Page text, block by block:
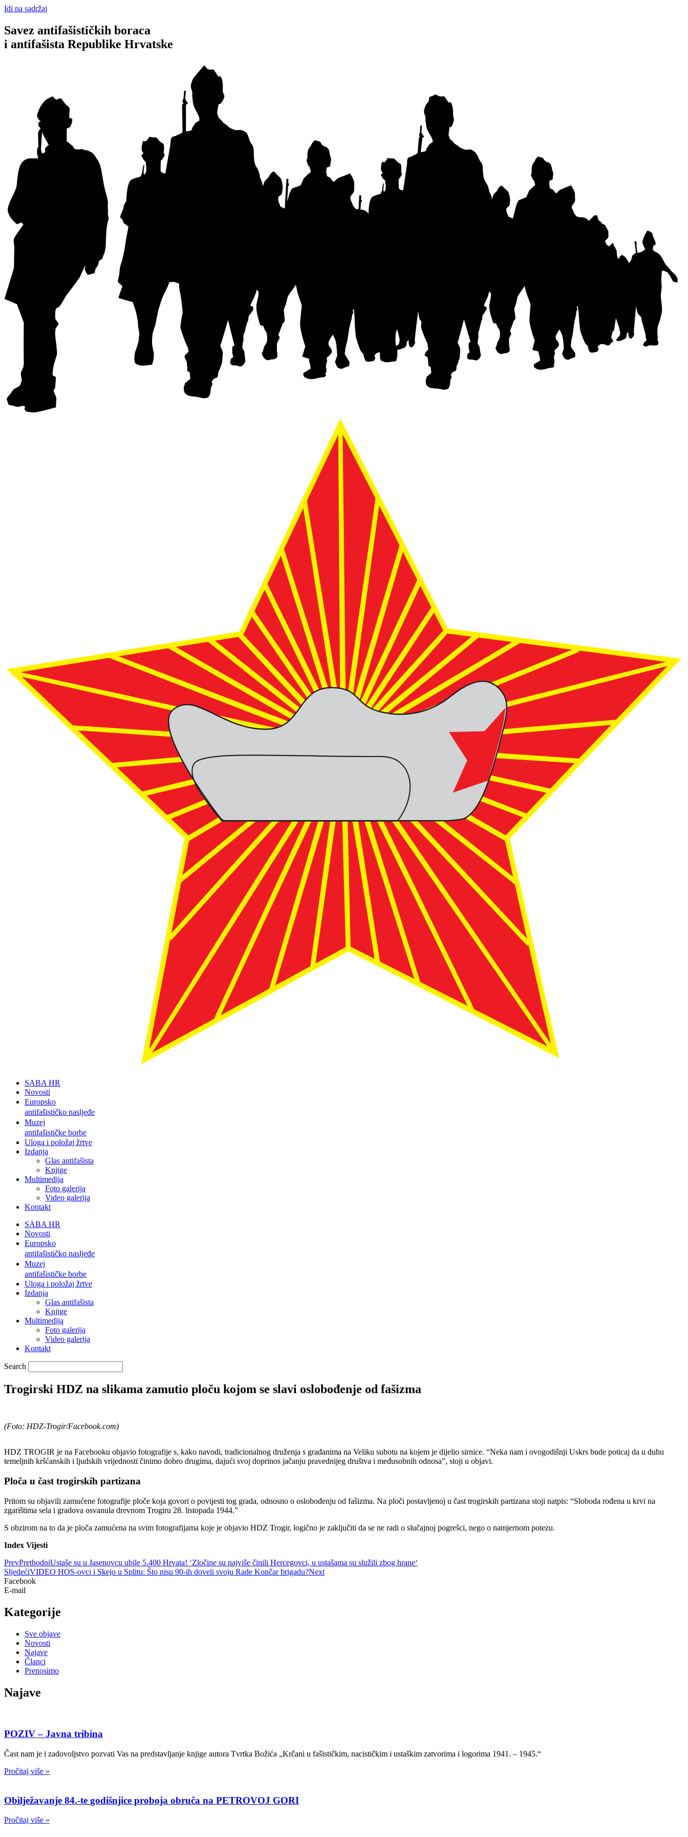
Idi na sadržaj
Savez antifašističkih boraca
i antifašista Republike Hrvatske
SABA HR
Novosti
Europsko
antifašističko nasljeđe
Muzej
antifašističke borbe
Uloga i položaj žrtve
Izdanja
Glas antifašista
Knjige
Multimedija
Foto galerija
Video galerija
Kontakt
SABA HR
Novosti
Europsko
antifašističko nasljeđe
Muzej
antifašističke borbe
Uloga i položaj žrtve
Izdanja
Glas antifašista
Knjige
Multimedija
Foto galerija
Video galerija
Kontakt
Search
Trogirski HDZ na slikama zamutio ploču kojom se slavi oslobođenje od fašizma
(Foto: HDZ-Trogir/Facebook.com)
HDZ TROGIR je na Facebooku objavio fotografije s, kako navodi, tradicionalnog druženja s građanima na Veliku subotu na kojem je dijelio sirnice. “Neka nam i ovogodišnji Uskrs bude poticaj da u duhu
temeljnih kršćanskih i ljudskih vrijednosti činimo dobro drugima, dajući svoj doprinos jačanju pravednijeg društva i međusobnih odnosa”, stoji u objavi.
Ploča u čast trogirskih partizana
Pritom su objavili zamućene fotografije ploče koja govori o povijesti tog grada, odnosno o oslobođenju od fašizma. Na ploči postavljenoj u čast trogirskih partizana stoji natpis: “Sloboda rođena u krvi na
zgarištima sela i gradova osvanula drevnom Trogiru 28. listopada 1944.”
S obzirom na to da je ploča zamućena na svim fotografijama koje je objavio HDZ Trogir, logično je zaključiti da se ne radi o slučajnoj pogrešci, nego o namjernom potezu.
Index Vijesti
PrevPrethodniUstaše su u Jasenovcu ubile 5.400 Hrvata! ‘Zločine su najviše činili Hercegovci, u ustašama su služili zbog hrane‘
SljedećiVIDEO HOS-ovci i Skejo u Splitu: Što nisu 90-ih doveli svoju Rade Končar brigadu?Next
Facebook
E-mail
Kategorije
Sve objave
Novosti
Najave
Članci
Prenosimo
Najave
POZIV – Javna tribina
Čast nam je i zadovoljstvo pozvati Vas na predstavljanje knjige autora Tvrtka Božića „Krčani u fašističkim, nacističkim i ustaškim zatvorima i logorima 1941. – 1945.“
Pročitaj više »
Obilježavanje 84.-te godišnjice proboja obruča na PETROVOJ GORI
Pročitaj više »